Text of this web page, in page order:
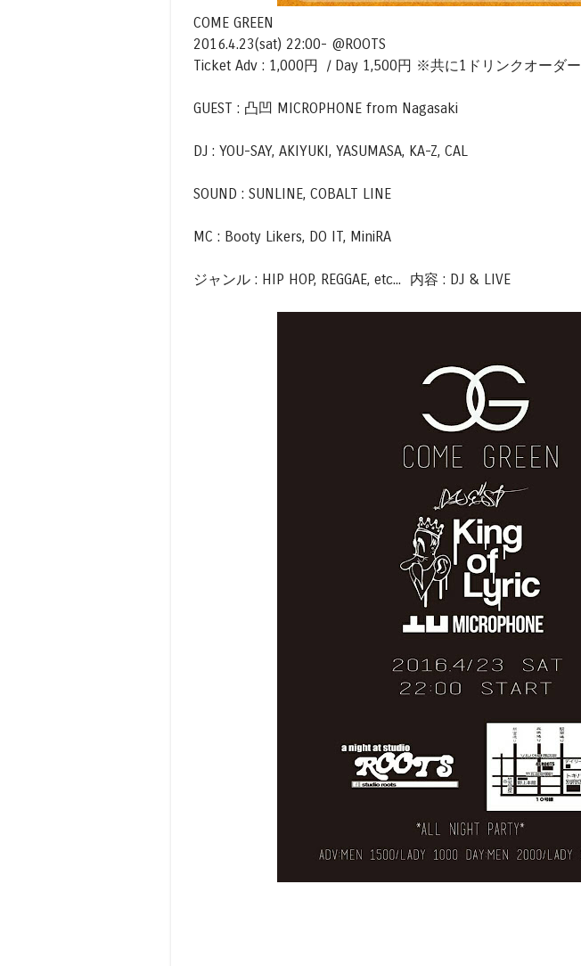
COME GREEN
2016.4.23(sat) 22:00- @ROOTS
Ticket Adv : 1,000円 / Day 1,500円 ※共に1ドリンクオーダー
GUEST : 凸凹 MICROPHONE from Nagasaki
DJ : YOU-SAY, AKIYUKI, YASUMASA, KA-Z, CAL
SOUND : SUNLINE, COBALT LINE
MC : Booty Likers, DO IT, MiniRA
ジャンル : HIP HOP, REGGAE, etc... 内容 : DJ & LIVE